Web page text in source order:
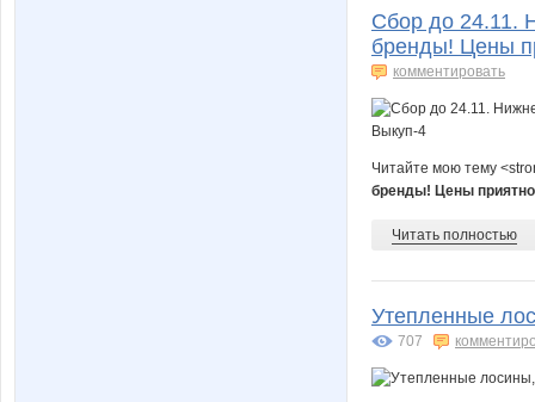
Сбор до 24.11.
бренды! Цены
комментировать
Читайте мою тему
бренды! Цены
Читать полностью
Утепленные
707